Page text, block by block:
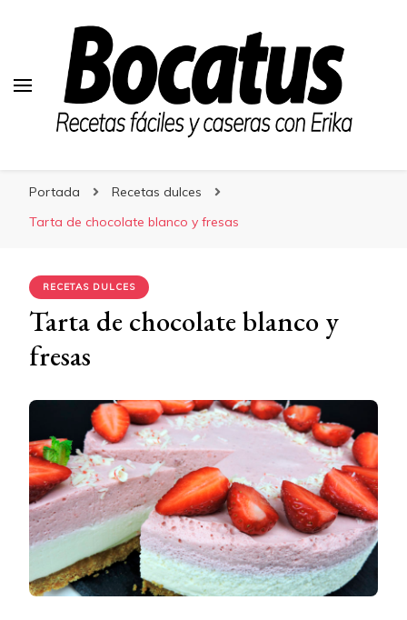
Portada
Recetas dulces
Tarta de chocolate blanco y fresas
RECETAS DULCES
Tarta de chocolate blanco y
fresas